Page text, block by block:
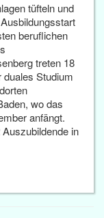
tüfteln und
beruflichen
treten 18
duales Studium
wo das
anfängt.
in